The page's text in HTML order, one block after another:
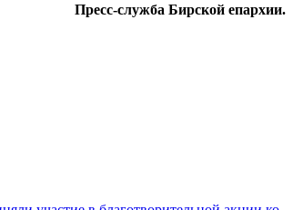
Пресс-служба Бирской епархии.